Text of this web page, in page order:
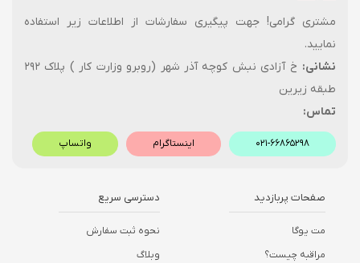
مشتری گرامی! جهت پیگیری سفارشات از اطلاعات زیر استفاده
نمایید.
نشانی:
خ آزادی نبش کوچه آذر شهر (روبرو وزارت کار ) پلاک ۲۹۲
طبقه زیرین
تماس:
۰۲۱-۶۶۸۶۵۲۹۸ اینستاگرام واتساپ
صفحات پربازدید
مت یوگا
مراقبه چیست؟
دسترسی سریع
نحوه ثبت سفارش
وبلاگ